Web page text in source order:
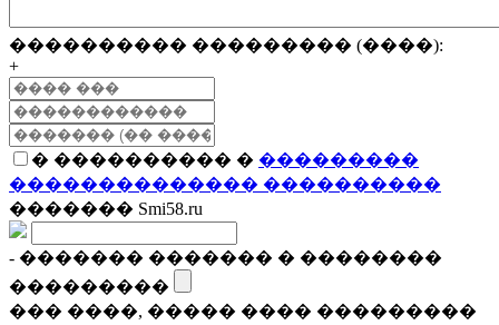
���������� ��������� (����):
+
� ���������� � ���������
�������������� ����������
������� Smi58.ru
- ������� ������� � ��������
���������
��� ����, ����� ���� ���������